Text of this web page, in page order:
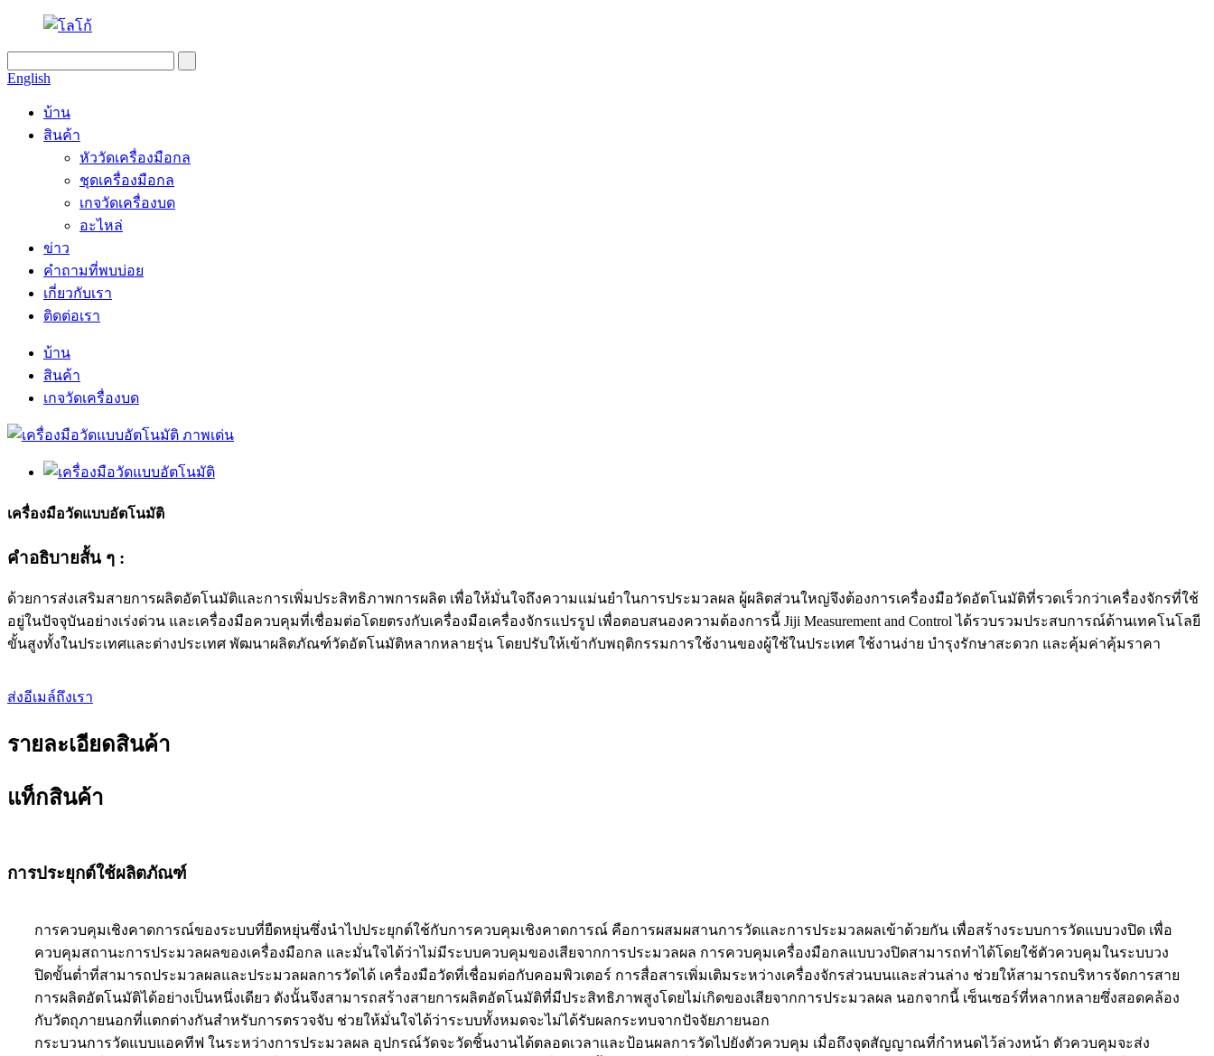
English
บ้าน
สินค้า
หัววัดเครื่องมือกล
ชุดเครื่องมือกล
เกจวัดเครื่องบด
อะไหล่
ข่าว
คำถามที่พบบ่อย
เกี่ยวกับเรา
ติดต่อเรา
บ้าน
สินค้า
เกจวัดเครื่องบด
เครื่องมือวัดแบบอัตโนมัติ
คำอธิบายสั้น ๆ :
ด้วยการส่งเสริมสายการผลิตอัตโนมัติและการเพิ่มประสิทธิภาพการผลิต เพื่อให้มั่นใจถึงความแม่นยำในการประมวลผล ผู้ผลิตส่วนใหญ่จึงต้องการเครื่องมือวัดอัตโนมัติที่รวดเร็วกว่าเครื่องจักรที่ใช้
อยู่ในปัจจุบันอย่างเร่งด่วน และเครื่องมือควบคุมที่เชื่อมต่อโดยตรงกับเครื่องมือเครื่องจักรแปรรูป เพื่อตอบสนองความต้องการนี้ Jiji Measurement and Control ได้รวบรวมประสบการณ์ด้านเทคโนโลยี
ขั้นสูงทั้งในประเทศและต่างประเทศ พัฒนาผลิตภัณฑ์วัดอัตโนมัติหลากหลายรุ่น โดยปรับให้เข้ากับพฤติกรรมการใช้งานของผู้ใช้ในประเทศ ใช้งานง่าย บำรุงรักษาสะดวก และคุ้มค่าคุ้มราคา
ส่งอีเมล์ถึงเรา
รายละเอียดสินค้า
แท็กสินค้า
การประยุกต์ใช้ผลิตภัณฑ์
การควบคุมเชิงคาดการณ์ของระบบที่ยืดหยุ่นซึ่งนำไปประยุกต์ใช้กับการควบคุมเชิงคาดการณ์ คือการผสมผสานการวัดและการประมวลผลเข้าด้วยกัน เพื่อสร้างระบบการวัดแบบวงปิด เพื่อ
ควบคุมสถานะการประมวลผลของเครื่องมือกล และมั่นใจได้ว่าไม่มีระบบควบคุมของเสียจากการประมวลผล การควบคุมเครื่องมือกลแบบวงปิดสามารถทำได้โดยใช้ตัวควบคุมในระบบวง
ปิดขั้นต่ำที่สามารถประมวลผลและประมวลผลการวัดได้ เครื่องมือวัดที่เชื่อมต่อกับคอมพิวเตอร์ การสื่อสารเพิ่มเติมระหว่างเครื่องจักรส่วนบนและส่วนล่าง ช่วยให้สามารถบริหารจัดการสาย
การผลิตอัตโนมัติได้อย่างเป็นหนึ่งเดียว ดังนั้นจึงสามารถสร้างสายการผลิตอัตโนมัติที่มีประสิทธิภาพสูงโดยไม่เกิดของเสียจากการประมวลผล นอกจากนี้ เซ็นเซอร์ที่หลากหลายซึ่งสอดคล้อง
กับวัตถุภายนอกที่แตกต่างกันสำหรับการตรวจจับ ช่วยให้มั่นใจได้ว่าระบบทั้งหมดจะไม่ได้รับผลกระทบจากปัจจัยภายนอก
กระบวนการวัดแบบแอคทีฟ ในระหว่างการประมวลผล อุปกรณ์วัดจะวัดชิ้นงานได้ตลอดเวลาและป้อนผลการวัดไปยังตัวควบคุม เมื่อถึงจุดสัญญาณที่กำหนดไว้ล่วงหน้า ตัวควบคุมจะส่ง